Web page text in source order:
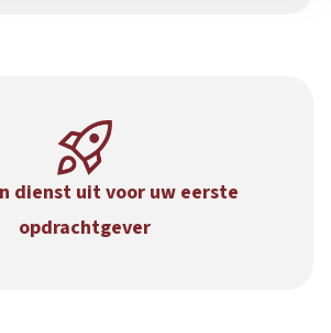
dienst uit voor uw eerste
opdrachtgever